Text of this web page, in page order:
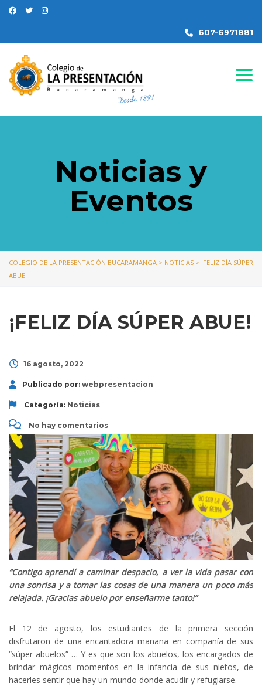
607-6971881
Noticias y
Eventos
COLEGIO DE LA PRESENTACIÓN BUCARAMANGA > NOTICIAS > ¡FELIZ DÍA SÚPER
ABUE!
¡FELIZ DÍA SÚPER ABUE!
16 agosto, 2022
Publicado por: webpresentacion
Categoría: Noticias
No hay comentarios
“Contigo aprendí a caminar despacio, a ver la vida pasar con
una sonrisa y a tomar las cosas de una manera un poco más
relajada. ¡Gracias abuelo por enseñarme tanto!”
El 12 de agosto, los estudiantes de la primera sección
disfrutaron de una encantadora mañana en compañía de sus
“súper abuelos” … Y es que son los abuelos, los encargados de
brindar mágicos momentos en la infancia de sus nietos, de
hacerles sentir que hay un mundo donde acudir y refugiarse.